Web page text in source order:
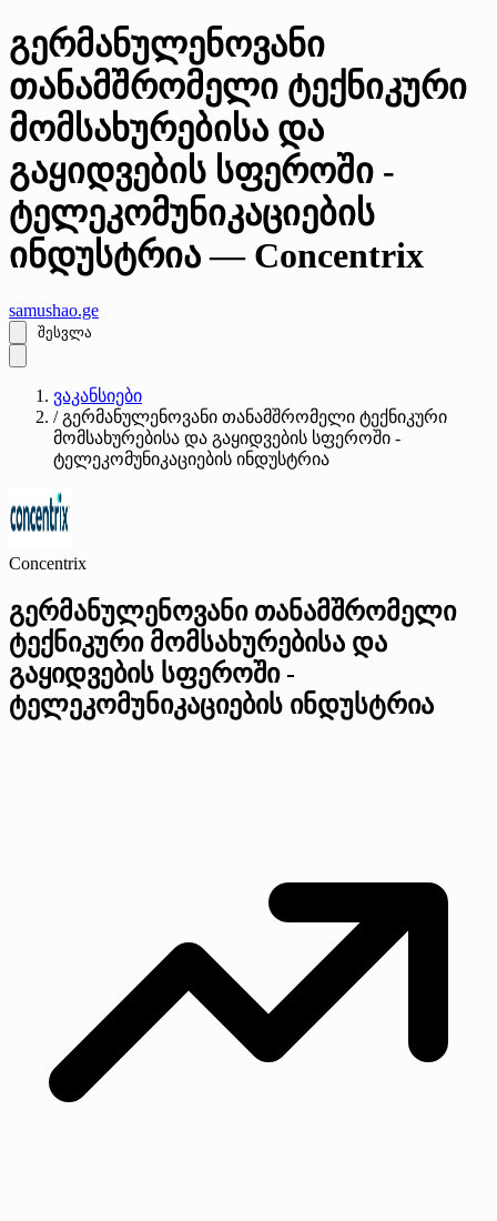
გერმანულენოვანი
თანამშრომელი ტექნიკური
მომსახურებისა და
გაყიდვების სფეროში -
ტელეკომუნიკაციების
ინდუსტრია — Concentrix
samushao.ge
შესვლა
ვაკანსიები
/ გერმანულენოვანი თანამშრომელი ტექნიკური
მომსახურებისა და გაყიდვების სფეროში -
ტელეკომუნიკაციების ინდუსტრია
Concentrix
გერმანულენოვანი თანამშრომელი
ტექნიკური მომსახურებისა და
გაყიდვების სფეროში -
ტელეკომუნიკაციების ინდუსტრია